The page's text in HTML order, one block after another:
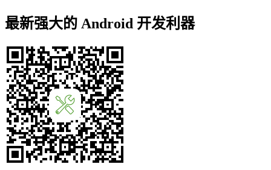
最新强大的 Android 开发利器